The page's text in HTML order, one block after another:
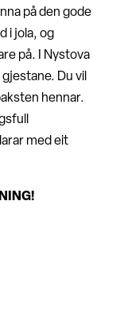
på den gode
i jola, og
på. I Nystova
Du vil
hennar.
med eit